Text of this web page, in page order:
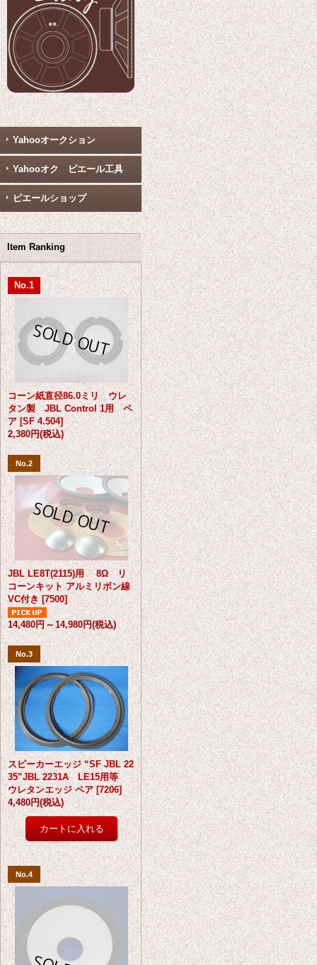
Yahooオークション
Yahooオク ピエール工具
ピエールショップ
Item Ranking
No.1
コーン紙直径86.0ミリ ウレ
タン製 JBL Control 1用 ペ
ア [SF 4.504]
2,380円(税込)
No.2
JBL LE8T(2115)用 8Ω リ
コーンキット アルミリボン線
VC付き [7500]
14,480円～14,980円(税込)
No.3
スピーカーエッジ “SF JBL 22
35”JBL 2231A LE15用等
ウレタンエッジ ペア [7206]
4,480円(税込)
No.4